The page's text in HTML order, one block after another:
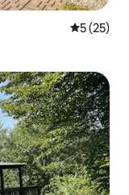
Prosječna
5 (25)